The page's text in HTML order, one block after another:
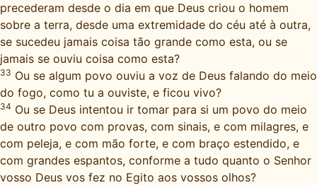
precederam desde o dia em que Deus criou o homem
sobre a terra, desde uma extremidade do céu até à outra,
se sucedeu jamais coisa tão grande como esta, ou se
jamais se ouviu coisa como esta?
33 Ou se algum povo ouviu a voz de Deus falando do meio
do fogo, como tu a ouviste, e ficou vivo?
34 Ou se Deus intentou ir tomar para si um povo do meio
de outro povo com provas, com sinais, e com milagres, e
com peleja, e com mão forte, e com braço estendido, e
com grandes espantos, conforme a tudo quanto o Senhor
vosso Deus vos fez no Egito aos vossos olhos?